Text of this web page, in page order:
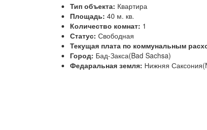
Тип объекта: Квартира
Площадь: 40 м. кв.
Количество комнат: 1
Статус: Свободная
Текущая плата по коммунальным
Город: Бад-Закса(Bad Sachsa)
Федаральная земля: Нижняя